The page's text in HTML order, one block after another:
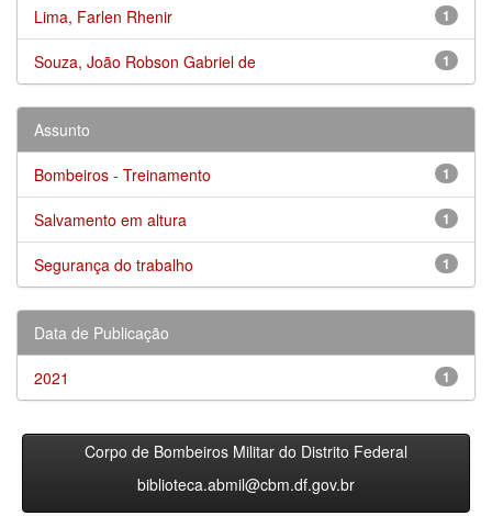
1
Lima, Farlen Rhenir
1
Souza, João Robson Gabriel de
Assunto
1
Bombeiros - Treinamento
1
Salvamento em altura
1
Segurança do trabalho
Data de Publicação
1
2021
Corpo de Bombeiros Militar do Distrito Federal
biblioteca.abmil@cbm.df.gov.br